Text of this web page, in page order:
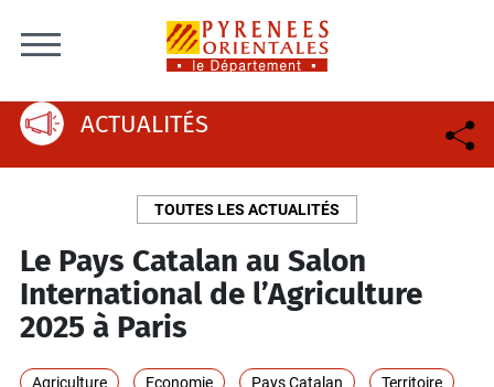
ACTUALITÉS
TOUTES LES ACTUALITÉS
Le Pays Catalan au Salon
International de l’Agriculture
2025 à Paris
Agriculture Economie Pays Catalan Territoire